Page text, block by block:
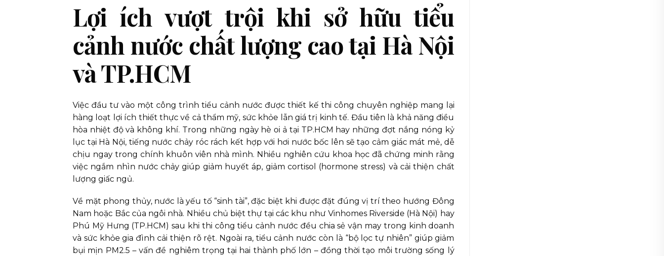
Lợi ích vượt trội khi sở hữu tiểu
cảnh nước chất lượng cao tại Hà Nội
và TP.HCM
Việc đầu tư vào một công trình tiểu cảnh nước được thiết kế thi công chuyên nghiệp mang lại
hàng loạt lợi ích thiết thực về cả thẩm mỹ, sức khỏe lẫn giá trị kinh tế. Đầu tiên là khả năng điều
hòa nhiệt độ và không khí. Trong những ngày hè oi ả tại TP.HCM hay những đợt nắng nóng kỷ
lục tại Hà Nội, tiếng nước chảy róc rách kết hợp với hơi nước bốc lên sẽ tạo cảm giác mát mẻ, dễ
chịu ngay trong chính khuôn viên nhà mình. Nhiều nghiên cứu khoa học đã chứng minh rằng
việc ngắm nhìn nước chảy giúp giảm huyết áp, giảm cortisol (hormone stress) và cải thiện chất
lượng giấc ngủ.
Về mặt phong thủy, nước là yếu tố “sinh tài”, đặc biệt khi được đặt đúng vị trí theo hướng Đông
Nam hoặc Bắc của ngôi nhà. Nhiều chủ biệt thự tại các khu như Vinhomes Riverside (Hà Nội) hay
Phú Mỹ Hưng (TP.HCM) sau khi thi công tiểu cảnh nước đều chia sẻ vận may trong kinh doanh
và sức khỏe gia đình cải thiện rõ rệt. Ngoài ra, tiểu cảnh nước còn là “bộ lọc tự nhiên” giúp giảm
bụi mịn PM2.5 – vấn đề nghiêm trọng tại hai thành phố lớn – đồng thời tạo môi trường sống lý